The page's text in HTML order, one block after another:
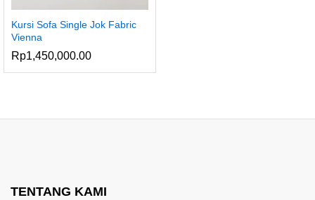
Kursi Sofa Single Jok Fabric
Vienna
Rp1,450,000.00
TENTANG KAMI